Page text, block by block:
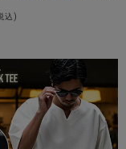
込)